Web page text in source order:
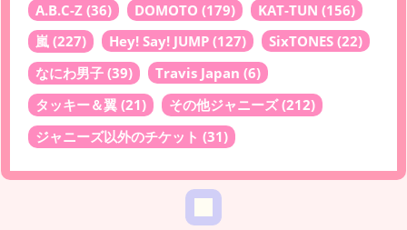
A.B.C-Z (36) DOMOTO (179) KAT-TUN (156)
嵐 (227) Hey! Say! JUMP (127) SixTONES (22)
なにわ男子 (39) Travis Japan (6)
タッキー＆翼 (21) その他ジャニーズ(212)
ジャニーズ以外のチケット (31)